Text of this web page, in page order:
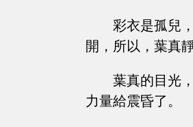
彩衣是孤兒
開，所以，葉真
葉真的目光
力量給震昏了。